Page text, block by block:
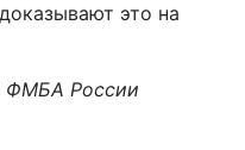
это на
ФМБА России